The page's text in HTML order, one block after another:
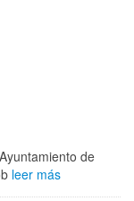
de
leer más